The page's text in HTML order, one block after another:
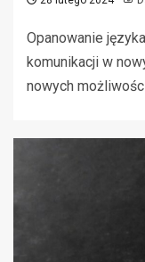
Opanowanie
komunikacji w
nowych